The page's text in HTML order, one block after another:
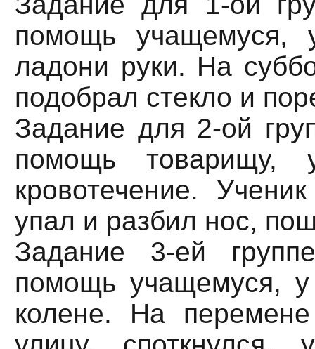
помощь учащемуся,
ладони руки. На
подобрал стекло и
Задание для 2-ой
помощь товарищу,
кровотечение.
упал и разбил нос,
Задание 3-ей
помощь учащемуся, у
колене. На